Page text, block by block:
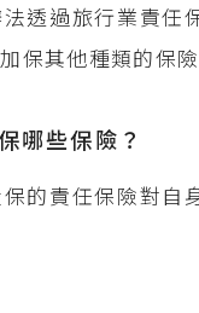
透過旅行業責任
保其他種類的保
哪些保險？
的責任保險對自